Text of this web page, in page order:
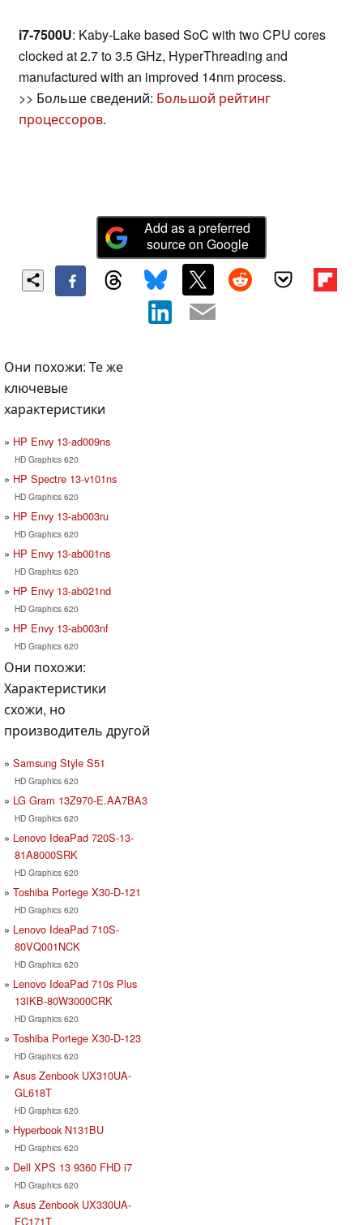
i7-7500U: Kaby-Lake based SoC with two CPU cores
clocked at 2.7 to 3.5 GHz, HyperThreading and
manufactured with an improved 14nm process.
>> Больше сведений: Большой рейтинг
процессоров.
Add as a preferred
source on Google
Они похожи: Те же
ключевые
характеристики
HP Envy 13-ad009ns
HD Graphics 620
HP Spectre 13-v101ns
HD Graphics 620
HP Envy 13-ab003ru
HD Graphics 620
HP Envy 13-ab001ns
HD Graphics 620
HP Envy 13-ab021nd
HD Graphics 620
HP Envy 13-ab003nf
HD Graphics 620
Они похожи:
Характеристики
схожи, но
производитель другой
Samsung Style S51
HD Graphics 620
LG Gram 13Z970-E.AA7BA3
HD Graphics 620
Lenovo IdeaPad 720S-13-
81A8000SRK
HD Graphics 620
Toshiba Portege X30-D-121
HD Graphics 620
Lenovo IdeaPad 710S-
80VQ001NCK
HD Graphics 620
Lenovo IdeaPad 710s Plus
13IKB-80W3000CRK
HD Graphics 620
Toshiba Portege X30-D-123
HD Graphics 620
Asus Zenbook UX310UA-
GL618T
HD Graphics 620
Hyperbook N131BU
HD Graphics 620
Dell XPS 13 9360 FHD i7
HD Graphics 620
Asus Zenbook UX330UA-
FC171T